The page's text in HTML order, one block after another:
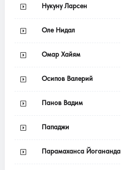
Нукуну Ларсен
Оле Нидал
Омар Хайям
Осипов Валерий
Панов Вадим
Пападжи
Парамаханса Йогананда